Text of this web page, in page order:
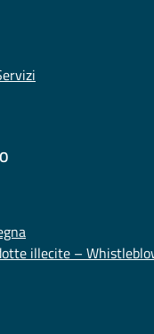
illecite –